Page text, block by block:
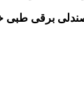
برقی طبی